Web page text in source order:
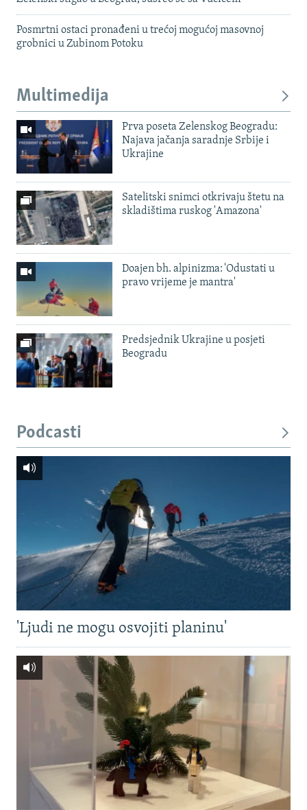
Posmrtni ostaci pronađeni u trećoj mogućoj masovnoj
grobnici u Zubinom Potoku
Multimedija
Prva poseta Zelenskog Beogradu:
Najava jačanja saradnje Srbije i
Ukrajine
Satelitski snimci otkrivaju štetu na
skladištima ruskog 'Amazona'
Doajen bh. alpinizma: 'Odustati u
pravo vrijeme je mantra'
Predsjednik Ukrajine u posjeti
Beogradu
Podcasti
'Ljudi ne mogu osvojiti planinu'